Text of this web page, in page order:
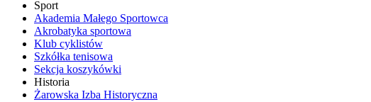
Sport
Akademia Małego Sportowca
Akrobatyka sportowa
Klub cyklistów
Szkółka tenisowa
Sekcja koszykówki
Historia
Żarowska Izba Historyczna